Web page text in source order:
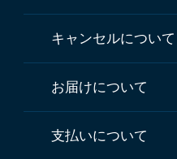
キャンセルについて
お届けについて
支払いについて